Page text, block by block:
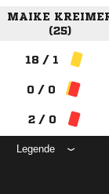
MAIKE
(25)
18 / 1
0 / 0
2 / 0
Legende